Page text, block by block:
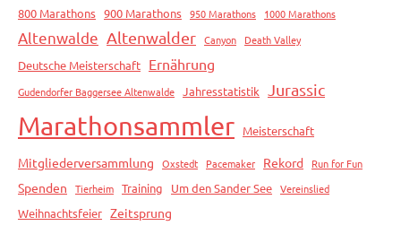
800 Marathons 900 Marathons 950 Marathons 1000 Marathons
Altenwalde Altenwalder Canyon Death Valley
Deutsche Meisterschaft Ernährung
Gudendorfer Baggersee Altenwalde Jahresstatistik Jurassic
Marathonsammler Meisterschaft
Mitgliederversammlung Oxstedt Pacemaker Rekord Run for Fun
Spenden Tierheim Training Um den Sander See Vereinslied
Weihnachtsfeier Zeitsprung